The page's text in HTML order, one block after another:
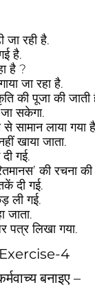
जा रही है.
है.
है ?
जा रहा है.
की पूजा की जाती
सकेगा.
से सामान लाया गया
खाया जाता.
गई.
की रचना
दी गई.
ली गई.
जाता.
पत्र लिखा गया.
Exercise-4
बनाइए –